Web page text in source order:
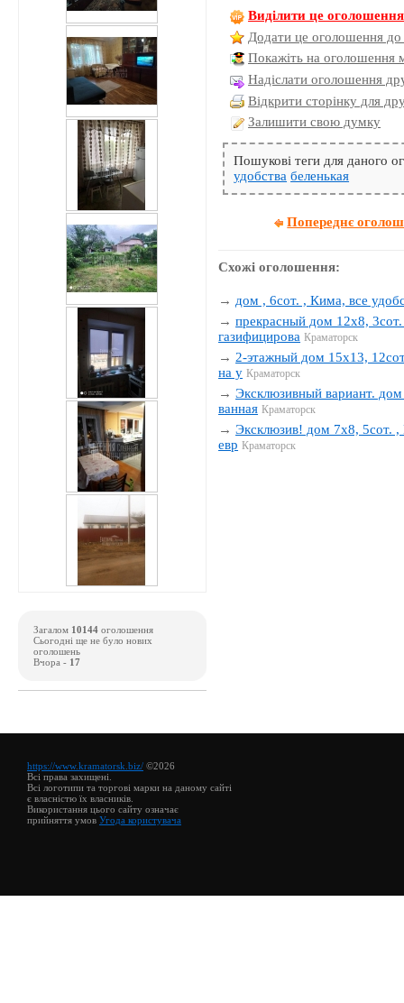
Виділити це оголошення
Додати це оголошення до
Покажіть на оголошення
Надіслати оголошення
Відкрити сторінку для
Залишити свою думку
Пошукові теги для даного
удобства беленькая
Попереднє
Схожі оголошення:
→ дом , 6сот. , Кима, все
→прекрасный дом 12х8,
газифицирова Краматорск
→ 2-этажный дом 15х13,
на у Краматорск
→Эксклюзивный вариант.
ванная Краматорск
→Эксклюзив! дом 7х8, 5сот. ,
евр Краматорск
Загалом 10144 оголошення
Сьогодні ще не було нових
оголошень
Вчора - 17
https://www.kramatorsk.biz/ ©2026
Всі права захищені.
Всі логотипи та торгові марки на даному сайті
є власністю їх власників.
Використання цього сайту означає
прийняття умов Угода користувача